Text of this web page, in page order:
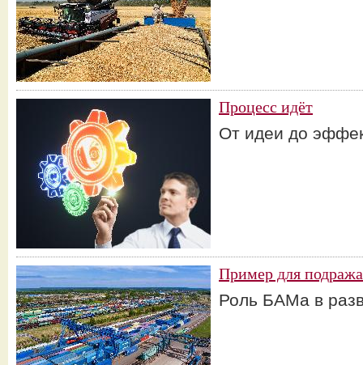
Процесс идёт
От идеи до
Пример для
Роль БАМа в